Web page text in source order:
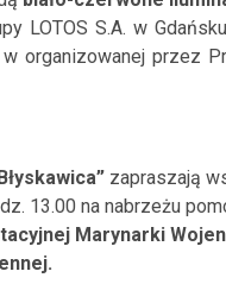
LOTOS S.A. w
organizowanej przez
zapraszają
13.00 na nabrzeżu
Marynarki